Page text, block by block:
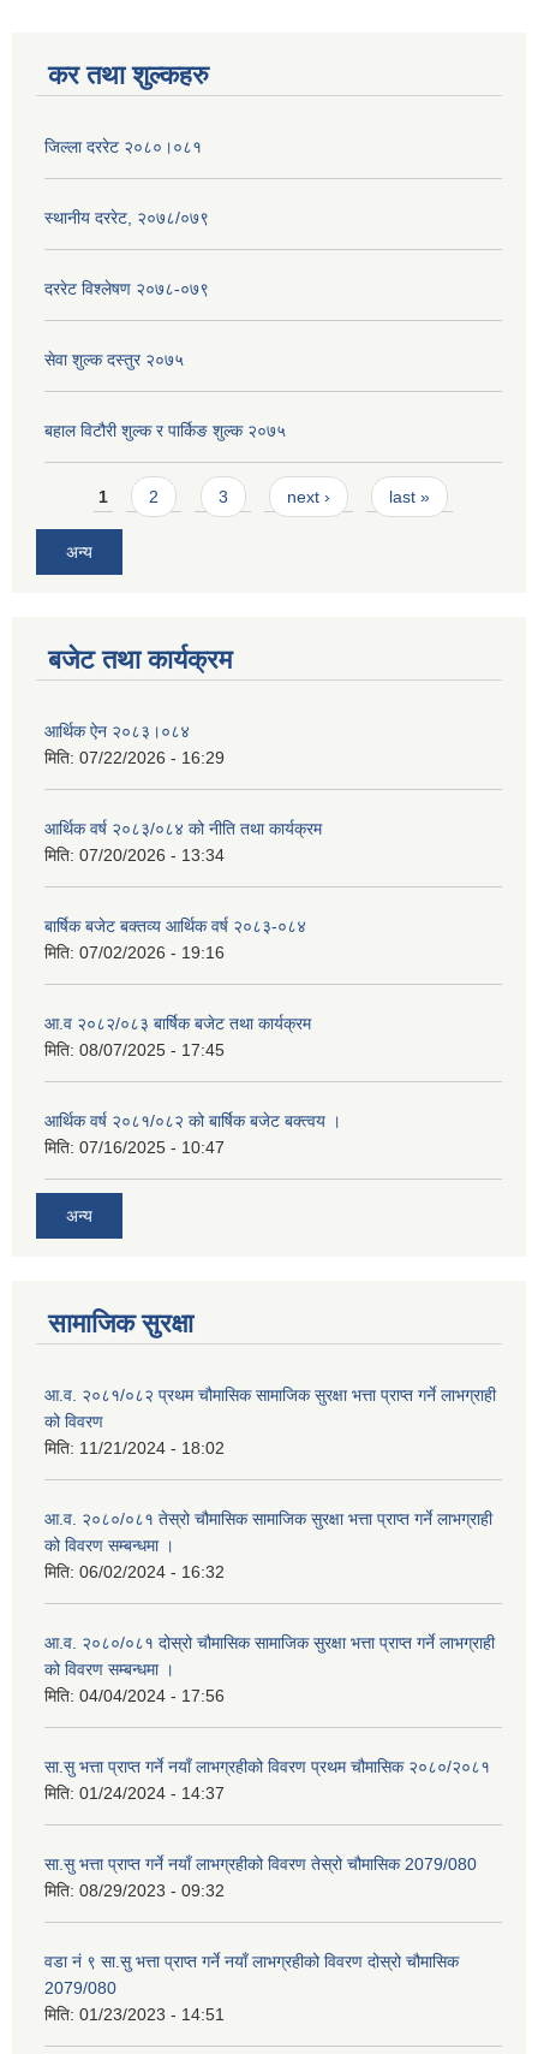
कर तथा शुल्कहरु
जिल्ला दररेट २०८०।०८१
स्थानीय दररेट, २०७८/०७९
दररेट विश्लेषण २०७८-०७९
सेवा शुल्क दस्तुर २०७५
बहाल विटौरी शुल्क र पार्किङ शुल्क २०७५
Pages
1 2 3 next › last »
अन्य
बजेट तथा कार्यक्रम
आर्थिक ऐन २०८३।०८४
मिति: 07/22/2026 - 16:29
आर्थिक वर्ष २०८३/०८४ को नीति तथा कार्यक्रम
मिति: 07/20/2026 - 13:34
बार्षिक बजेट बक्तव्य आर्थिक वर्ष २०८३-०८४
मिति: 07/02/2026 - 19:16
आ.व २०८२/०८३ बार्षिक बजेट तथा कार्यक्रम
मिति: 08/07/2025 - 17:45
आर्थिक वर्ष २०८१/०८२ को बार्षिक बजेट बक्त्वय ।
मिति: 07/16/2025 - 10:47
अन्य
सामाजिक सुरक्षा
आ.व. २०८१/०८२ प्रथम चौमासिक सामाजिक सुरक्षा भत्ता प्राप्त गर्ने लाभग्राही
को विवरण
मिति: 11/21/2024 - 18:02
आ.व. २०८०/०८१ तेस्रो चौमासिक सामाजिक सुरक्षा भत्ता प्राप्त गर्ने लाभग्राही
को विवरण सम्बन्धमा ।
मिति: 06/02/2024 - 16:32
आ.व. २०८०/०८१ दोस्रो चौमासिक सामाजिक सुरक्षा भत्ता प्राप्त गर्ने लाभग्राही
को विवरण सम्बन्धमा ।
मिति: 04/04/2024 - 17:56
सा.सु भत्ता प्राप्त गर्ने नयाँ लाभग्रहीको विवरण प्रथम चौमासिक २०८०/२०८१
मिति: 01/24/2024 - 14:37
सा.सु भत्ता प्राप्त गर्ने नयाँ लाभग्रहीको विवरण तेस्रो चौमासिक 2079/080
मिति: 08/29/2023 - 09:32
वडा नं ९ सा.सु भत्ता प्राप्त गर्ने नयाँ लाभग्रहीको विवरण दोस्रो चौमासिक
2079/080
मिति: 01/23/2023 - 14:51